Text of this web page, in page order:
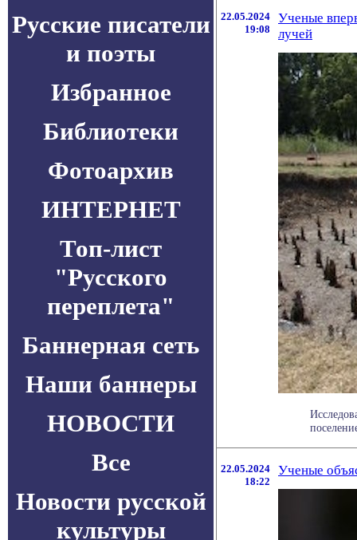
Русские писатели
и поэты
Избранное
Библиотеки
Фотоархив
ИНТЕРНЕТ
Топ-лист
"Русского
переплета"
Баннерная сеть
Наши баннеры
НОВОСТИ
Все
Новости русской
культуры
22.05.2024
19:08
Ученые
лучей
22.05.2024
18:22
Ученые